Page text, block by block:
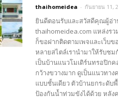
thaihomeidea - กันยายน 11,
ยินดีตอนรับและสวัสดีคุณผู้อ่า
thaihomeidea.com แหล่งร
ก็ขอฝากติดตามเพจและเว็บ
หลายสไตล์เรานำมาให้รับช
เป็นบ้านแนวโมเดิร์นทรอปิก
กว้างขวางมาก ดูเป็นแนวทา
แบบชั้นเดียว ตัวบ้านยกระดับ
ป้องกันน้ำท่วมขังได้ด้วย หลัง